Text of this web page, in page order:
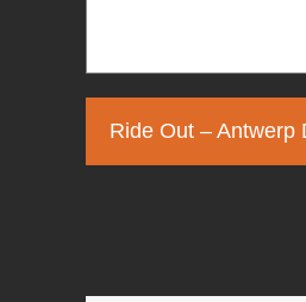
Ride Out – Antwerp